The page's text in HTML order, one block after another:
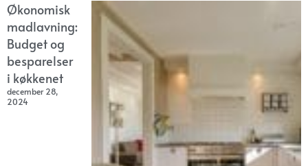
Økonomisk
madlavning:
Budget og
besparelser
i køkkenet
december 28,
2024